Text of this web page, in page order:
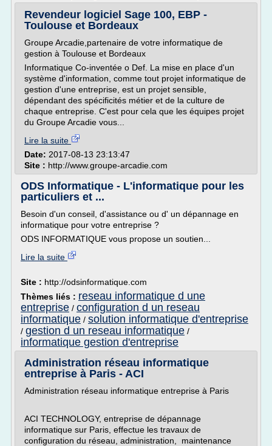
Revendeur logiciel Sage 100, EBP -
Toulouse et Bordeaux
Groupe Arcadie,partenaire de votre informatique de
gestion à Toulouse et Bordeaux
Informatique Co-inventée o Def. La mise en place d'un
système d'information, comme tout projet informatique de
gestion d'une entreprise, est un projet sensible,
dépendant des spécificités métier et de la culture de
chaque entreprise. C'est pour cela que les équipes projet
du Groupe Arcadie vous...
Lire la suite
Date: 2017-08-13 23:13:47
Site : http://www.groupe-arcadie.com
ODS Informatique - L'informatique pour les
particuliers et ...
Besoin d'un conseil, d'assistance ou d' un dépannage en
informatique pour votre entreprise ?
ODS INFORMATIQUE vous propose un soutien...
Lire la suite
Site : http://odsinformatique.com
Thèmes liés : reseau informatique d une
entreprise / configuration d un reseau
informatique / solution informatique d'entreprise
/ gestion d un reseau informatique /
informatique gestion d'entreprise
Administration réseau informatique
entreprise à Paris - ACI
Administration réseau informatique entreprise à Paris
ACI TECHNOLOGY, entreprise de dépannage
informatique sur Paris, effectue les travaux de
configuration du réseau, administration, maintenance